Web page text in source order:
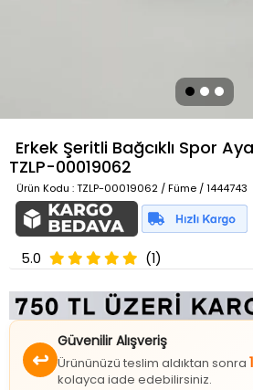
Erkek Şeritli Bağcıklı Spor
TZLP-00019062
Ürün Kodu : TZLP-00019062 / Füme / 1444743
5.0 (1)
↩
Güvenilir Alışveriş
Ürününüzü teslim aldıktan sonra
kolayca iade edebilirsiniz.